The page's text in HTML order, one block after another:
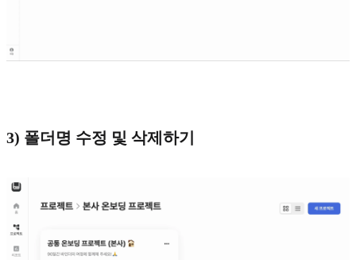
3) 폴더명 수정 및 삭제하기